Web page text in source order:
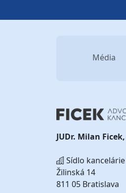
Média
JUDr. Milan
Sídlo kancelárie
Žilinská 14
811 05 Bratislava